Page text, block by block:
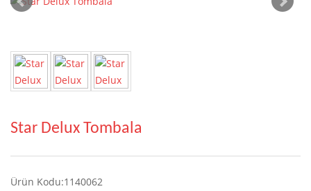
Star Delux Tombala
Ürün Kodu:1140062